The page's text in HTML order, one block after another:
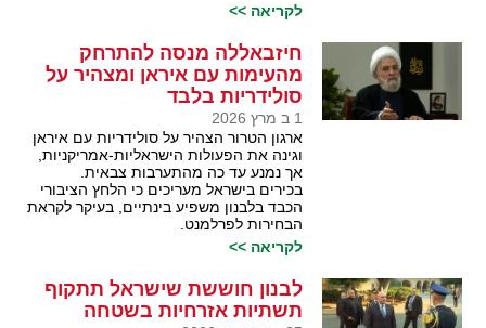
לקריאה >>
חיזבאללה מנסה להתרחק
מהעימות עם איראן ומצהיר על
סולידריות בלבד
1 ב מרץ 2026
ארגון הטרור הצהיר על סולידריות עם איראן
וגינה את הפעולות הישראליות-אמריקניות,
אך נמנע עד כה מהתערבות צבאית.
בכירים בישראל מעריכים כי הלחץ הציבורי
הכבד בלבנון משפיע בינתיים, בעיקר לקראת
הבחירות לפרלמנט.
לקריאה >>
לבנון חוששת שישראל תתקוף
תשתיות אזרחיות בשטחה